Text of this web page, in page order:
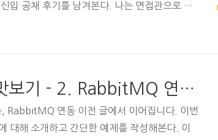
입 공채 후기를 남겨본다. 나는 면접관으로 총
기라고 하면 조회수가 안 나올까 봐 제목 낚시
딩 테스트 매년 엄청난 수의 지원자가 몰려들
원자의 배경에 대해 주어지는 것이 전혀 없기에
Spring AMQP 맛보기 - 2. RabbitMQ 연동 예제
연동 이전 글에서 이어집니다. 이번
대해 소개하고 간단한 예제를 작성해본다. 이